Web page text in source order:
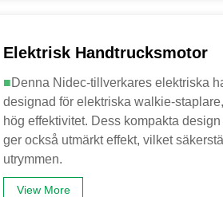
Elektrisk Handtrucksmotor
■Denna Nidec-tillverkares elektriska
designad för elektriska walkie-
hög effektivitet. Dess kompakta
ger också utmärkt effekt, vilket
utrymmen.
View More